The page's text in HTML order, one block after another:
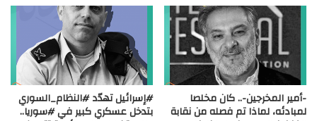
-أمير المخرجين-.. كان مخلصا
لمبادئه، لماذا تم فصله من نقابة
#إسرائيل تهدّد #النظام_السوري
بتدخل عسكري كبير في #سوريا..